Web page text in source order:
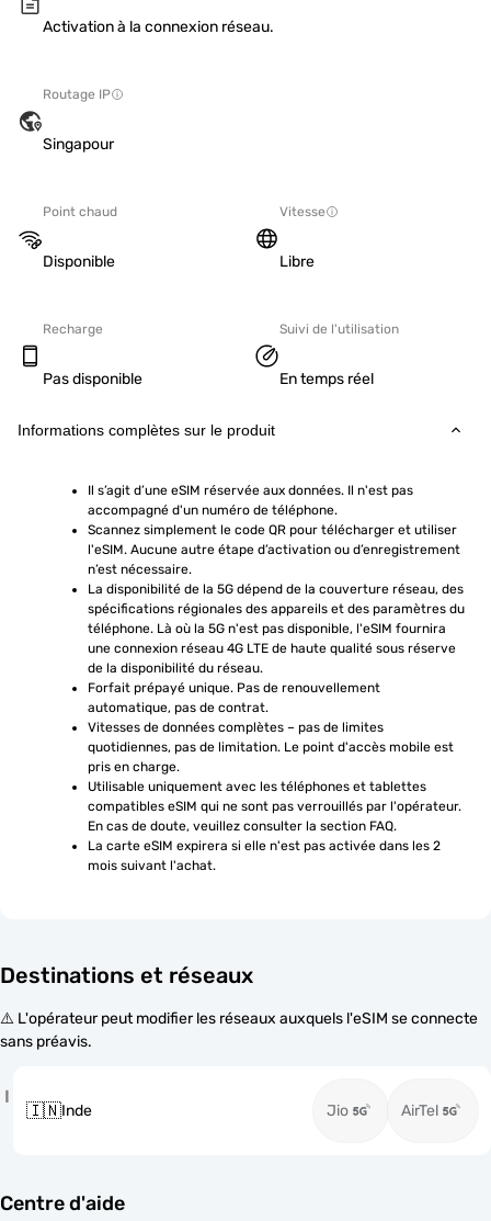
Activation à la connexion réseau.
Routage IP
Singapour
Point chaud
Disponible
Vitesse
Libre
Recharge
Pas disponible
Suivi de l'utilisation
En temps réel
Informations complètes sur le produit
Il s’agit d’une eSIM réservée aux données. Il n'est pas
accompagné d'un numéro de téléphone.
Scannez simplement le code QR pour télécharger et utiliser
l'eSIM. Aucune autre étape d’activation ou d’enregistrement
n’est nécessaire.
La disponibilité de la 5G dépend de la couverture réseau, des
spécifications régionales des appareils et des paramètres du
téléphone. Là où la 5G n'est pas disponible, l'eSIM fournira
une connexion réseau 4G LTE de haute qualité sous réserve
de la disponibilité du réseau.
Forfait prépayé unique. Pas de renouvellement
automatique, pas de contrat.
Vitesses de données complètes – pas de limites
quotidiennes, pas de limitation. Le point d'accès mobile est
pris en charge.
Utilisable uniquement avec les téléphones et tablettes
compatibles eSIM qui ne sont pas verrouillés par l'opérateur.
En cas de doute, veuillez consulter la section FAQ.
La carte eSIM expirera si elle n'est pas activée dans les 2
mois suivant l'achat.
Destinations et réseaux
⚠️ L'opérateur peut modifier les réseaux auxquels l'eSIM se connecte
sans préavis.
I
🇮🇳Inde Jio AirTel
Centre d'aide